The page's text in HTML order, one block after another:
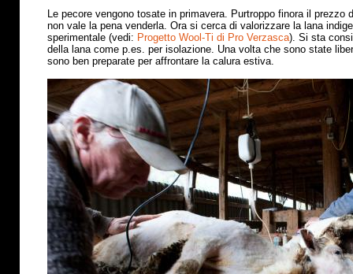
Le pecore vengono tosate in primavera. Purtroppo finora il prezzo
non vale la pena venderla. Ora si cerca di valorizzare la lana
sperimentale (vedi: Progetto Wool-Ti di Pro Verzasca). Si sta
della lana come p.es. per isolazione. Una volta che sono state
sono ben preparate per affrontare la calura estiva.